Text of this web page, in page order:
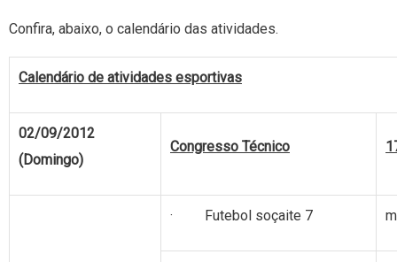
Confira, abaixo, o calendário das atividades.
Calendário de atividades esportivas
02/09/2012
(Domingo)
Congresso Técnico
· Futebol soçaite 7